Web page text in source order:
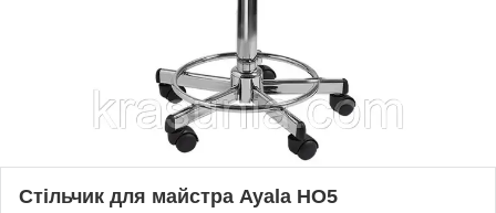
Стільчик для майстра Ayala НО5